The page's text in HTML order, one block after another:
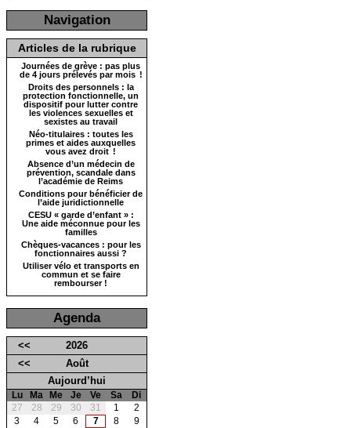
Navigation
Articles de la rubrique
Journées de grève : pas plus
de 4 jours prélevés par mois !
Droits des personnels : la
protection fonctionnelle, un
dispositif pour lutter contre
les violences sexuelles et
sexistes au travail
Néo-titulaires : toutes les
primes et aides auxquelles
vous avez droit !
Absence d’un médecin de
prévention, scandale dans
l’académie de Reims
Conditions pour bénéficier de
l’aide juridictionnelle
CESU « garde d’enfant » :
Une aide méconnue pour les
familles
Chèques-vacances : pour les
fonctionnaires aussi ?
Utiliser vélo et transports en
commun et se faire
rembourser !
Agenda
<<
2026
<<
Août
Aujourd’hui
Lu Ma Me Je Ve Sa
Di
27
28 29 30 31 1
2
3
4 5 6 7 8 9